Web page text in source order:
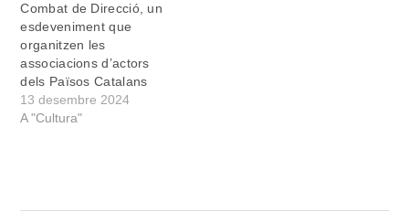
Combat de Direcció, un
esdeveniment que
organitzen les
associacions d’actors
dels Països Catalans
13 desembre 2024
A "Cultura"